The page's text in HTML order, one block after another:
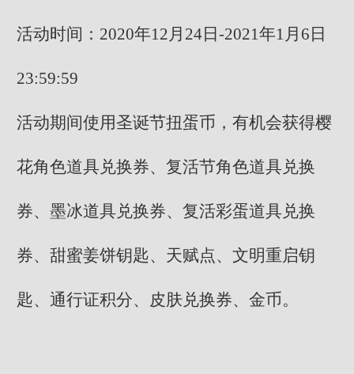
活动时间：2020年12月24日-2021年1月6日
23:59:59
活动期间使用圣诞节扭蛋币，有机会获得樱
花角色道具兑换券、复活节角色道具兑换
券、墨冰道具兑换券、复活彩蛋道具兑换
券、甜蜜姜饼钥匙、天赋点、文明重启钥
匙、通行证积分、皮肤兑换券、金币。